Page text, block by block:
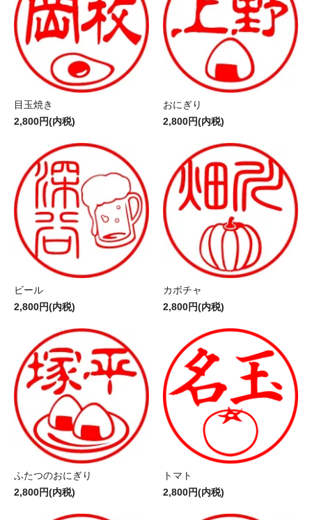
目玉焼き
2,800円(内税)
おにぎり
2,800円(内税)
ビール
2,800円(内税)
カボチャ
2,800円(内税)
ふたつのおにぎり
2,800円(内税)
トマト
2,800円(内税)